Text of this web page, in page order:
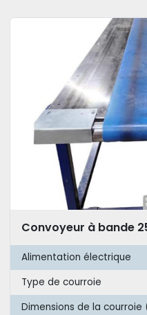
Alimentation électrique
Type de courroie
Dimensions de la courroie